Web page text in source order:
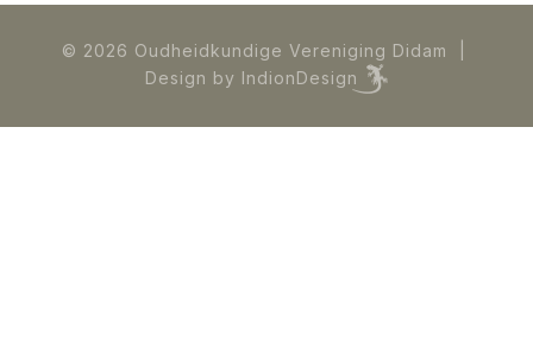
© 2026 Oudheidkundige Vereniging Didam |
Design by IndionDesign